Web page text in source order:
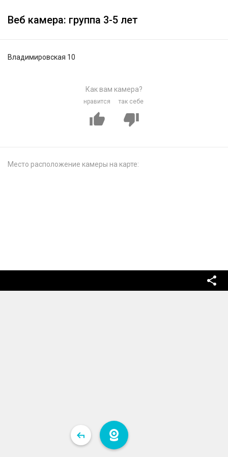
Веб камера: группа 3-5 лет
Владимировская 10
Как вам камера?
нравится так себе
Место расположение камеры на карте: